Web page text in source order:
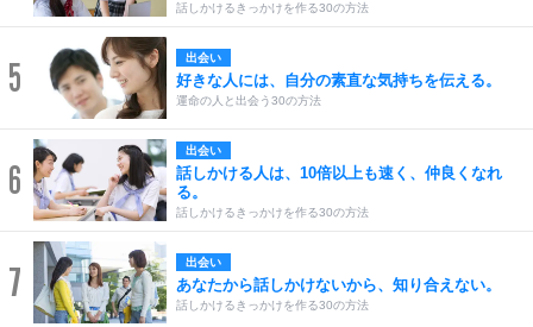
話しかけるきっかけを作る30の方法
5 出会い
好きな人には、自分の素直な気持ちを伝える。
運命の人と出会う30の方法
6
出会い
話しかける人は、10倍以上も速く、仲良くなれ
る。
話しかけるきっかけを作る30の方法
7 出会い
あなたから話しかけないから、知り合えない。
話しかけるきっかけを作る30の方法